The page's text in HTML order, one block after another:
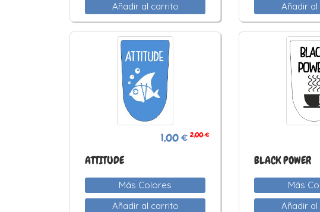
Añadir al carrito
Añadir
1,00 € 2,00 €
ATTITUDE
Más Colores
Añadir al carrito
BLACK POWER
Más
Añadir